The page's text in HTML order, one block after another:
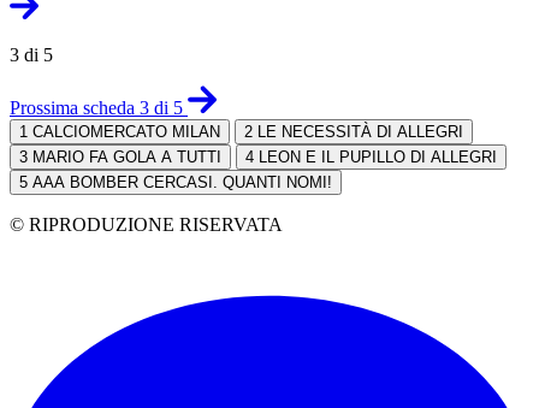
3 di 5
Prossima scheda 3 di 5
1 CALCIOMERCATO MILAN 2
LE NECESSITÀ DI ALLEGRI
3 MARIO FA GOLA A TUTTI 4
LEON E IL PUPILLO DI ALLEGRI
5 AAA BOMBER CERCASI. QUANTI NOMI!
© RIPRODUZIONE RISERVATA